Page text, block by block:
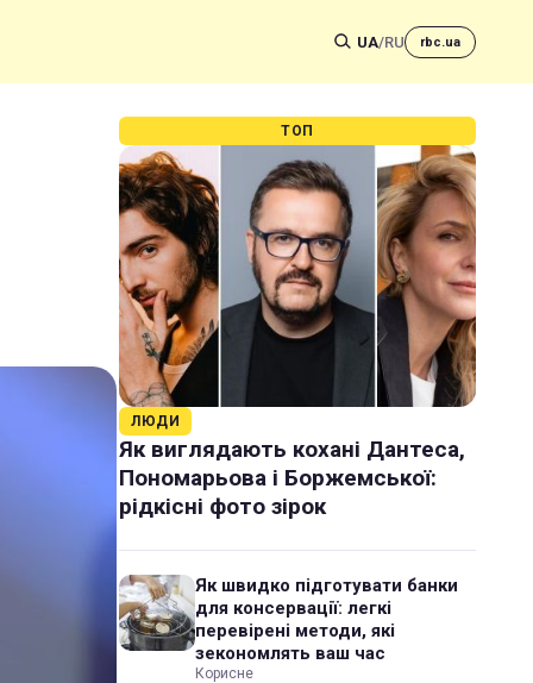
UA/RU rbc.ua
ТОП
ЛЮДИ
Як виглядають кохані Дантеса,
Пономарьова і Боржемської:
рідкісні фото зірок
Як швидко підготувати банки
для консервації: легкі
перевірені методи, які
зекономлять ваш час
Корисне